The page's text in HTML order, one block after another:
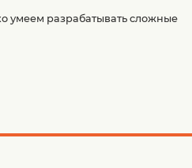
умеем разрабатывать сложные